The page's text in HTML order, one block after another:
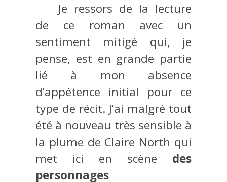
Je ressors de la lecture
de ce roman avec un
sentiment mitigé qui, je
pense, est en grande partie
lié à mon absence
d’appétence initial pour ce
type de récit. J’ai malgré tout
été à nouveau très sensible à
la plume de Claire North qui
met ici en scène des
personnages